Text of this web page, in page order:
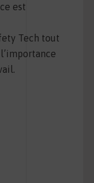
est
Tech tout